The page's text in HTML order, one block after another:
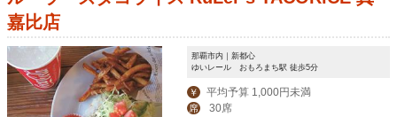
嘉比店
那覇市内｜新都心
ゆいレール おもろまち駅 徒歩5分
￥ 平均予算 1,000円未満
席 30席